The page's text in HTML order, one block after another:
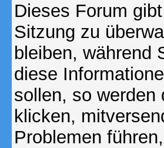
Dieses Forum
Sitzung zu
bleiben, während
diese
sollen, so werden
klicken,
Problemen